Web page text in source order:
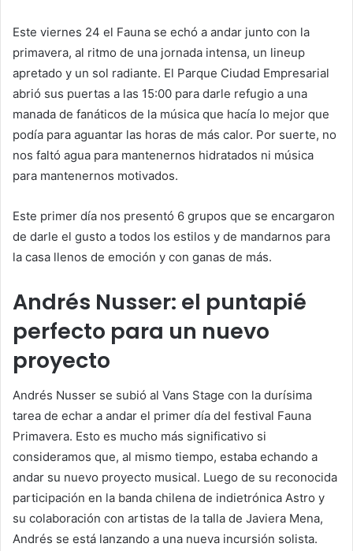
Este viernes 24 el Fauna se echó a andar junto con la
primavera, al ritmo de una jornada intensa, un lineup
apretado y un sol radiante. El Parque Ciudad Empresarial
abrió sus puertas a las 15:00 para darle refugio a una
manada de fanáticos de la música que hacía lo mejor que
podía para aguantar las horas de más calor. Por suerte, no
nos faltó agua para mantenernos hidratados ni música
para mantenernos motivados.
Este primer día nos presentó 6 grupos que se encargaron
de darle el gusto a todos los estilos y de mandarnos para
la casa llenos de emoción y con ganas de más.
Andrés Nusser: el puntapié
perfecto para un nuevo
proyecto
Andrés Nusser se subió al Vans Stage con la durísima
tarea de echar a andar el primer día del festival Fauna
Primavera. Esto es mucho más significativo si
consideramos que, al mismo tiempo, estaba echando a
andar su nuevo proyecto musical. Luego de su reconocida
participación en la banda chilena de indietrónica Astro y
su colaboración con artistas de la talla de Javiera Mena,
Andrés se está lanzando a una nueva incursión solista.